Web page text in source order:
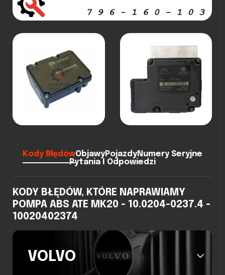
Kody BłędówObjawyPojazdyNumery Seryjne
Pytania I Odpowiedzi
KODY BŁĘDÓW, KTÓRE NAPRAWIAMY
POMPA ABS ATE MK20 - 10.0204-0237.4 -
10020402374
VOLVO